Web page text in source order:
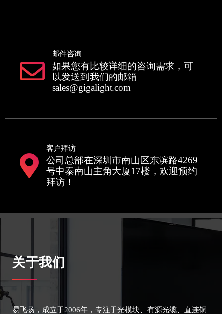
邮件咨询
如果您有比较详细的咨询需求，可
以发送到我们的邮箱
sales@gigalight.com
客户拜访
公司总部在深圳市南山区东滨路4269
号中泰南山主角大厦17楼，欢迎预约
拜访！
关于我们
易飞扬，成立于2006年，专注于光模块、有源光缆、直连铜